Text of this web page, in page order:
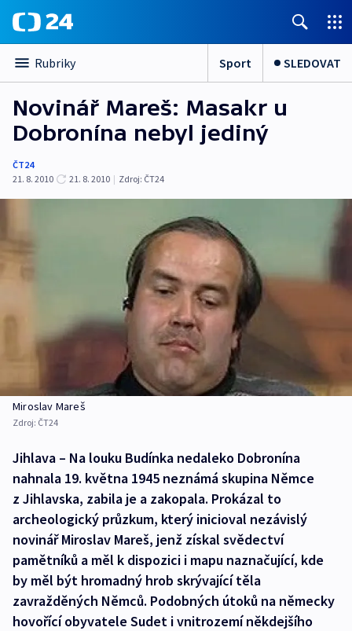
Rubriky Sport SLEDOVAT
Novinář Mareš: Masakr u
Dobronína nebyl jediný
ČT24
21. 8. 2010
21. 8. 2010 | Zdroj: ČT24
Miroslav Mareš
Zdroj: ČT24
Jihlava – Na louku Budínka nedaleko Dobronína
nahnala 19. května 1945 neznámá skupina Němce
z Jihlavska, zabila je a zakopala. Prokázal to
archeologický průzkum, který inicioval nezávislý
novinář Miroslav Mareš, jenž získal svědectví
pamětníků a měl k dispozici i mapu naznačující, kde
by měl být hromadný hrob skrývající těla
zavražděných Němců. Podobných útoků na německy
hovořící obyvatele Sudet i vnitrozemí někdejšího